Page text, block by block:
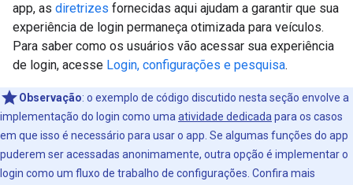
app, as diretrizes fornecidas aqui ajudam a garantir que sua
experiência de login permaneça otimizada para veículos.
Para saber como os usuários vão acessar sua experiência
de login, acesse Login, configurações e pesquisa.
Observação: o exemplo de código discutido nesta seção envolve a
implementação do login como uma atividade dedicada para os casos
em que isso é necessário para usar o app. Se algumas funções do app
puderem ser acessadas anonimamente, outra opção é implementar o
login como um fluxo de trabalho de configurações. Confira mais